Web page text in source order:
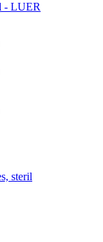
- LUER
steril